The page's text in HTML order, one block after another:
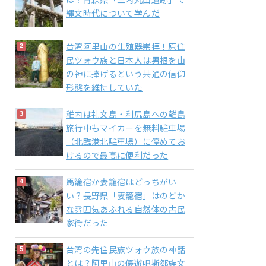
縄文時代について学んだ
台湾阿里山の生殖器崇拝！原住
民ツォウ族と日本人は男根を山
の神に捧げるという共通の信仰
形態を維持していた
稚内は礼文島・利尻島への離島
旅行中もマイカーを無料駐車場
（北臨港北駐車場）に停めてお
けるので最高に便利だった
馬籠宿か妻籠宿はどっちがい
い？長野県「妻籠宿」はのどか
な雰囲気あふれる自然体の古民
家街だった
台湾の先住民族ツォウ族の神話
とは？阿里山の優遊吧斯鄒族文